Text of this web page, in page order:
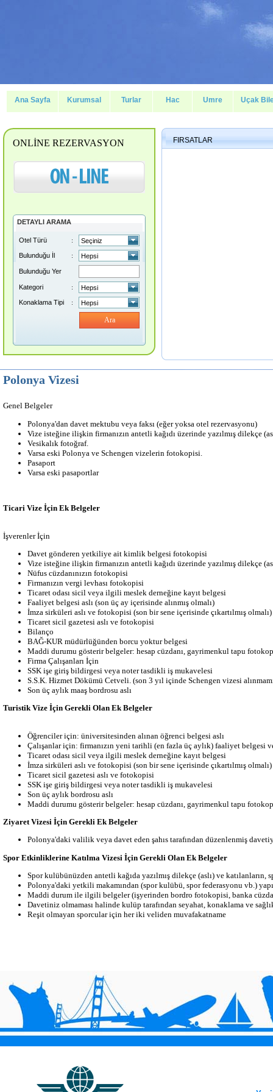
Ana Sayfa Kurumsal Turlar Hac Umre Uçak
ONLİNE REZERVASYON
DETAYLI ARAMA
Otel Türü :
Bulunduğu İl :
Bulunduğu Yer
Kategori :
Konaklama Tipi :
Ara
FIRSATLAR
Polonya Vizesi
Genel Belgeler
Polonya'dan davet mektubu veya faksı (eğer yoksa otel rezervasyonu)
Vize isteğine ilişkin firmanızın antetli kağıdı üzerinde yazılmış dilekçe
Vesikalık fotoğraf.
Varsa eski Polonya ve Schengen vizelerin fotokopisi.
Pasaport
Varsa eski pasaportlar
Ticari Vize İçin Ek Belgeler
İşverenler İçin
Davet gönderen yetkiliye ait kimlik belgesi fotokopisi
Vize isteğine ilişkin firmanızın antetli kağıdı üzerinde yazılmış dilekçe
Nüfus cüzdanınızın fotokopisi
Firmanızın vergi levhası fotokopisi
Ticaret odası sicil veya ilgili meslek derneğine kayıt belgesi
Faaliyet belgesi aslı (son üç ay içerisinde alınmış olmalı)
İmza sirküleri aslı ve fotokopisi (son bir sene içerisinde çıkartılmış olmalı)
Ticaret sicil gazetesi aslı ve fotokopisi
Bilanço
BAĞ-KUR müdürlüğünden borcu yoktur belgesi
Maddi durumu gösterir belgeler: hesap cüzdanı, gayrimenkul tapu
Firma Çalışanları İçin
SSK işe giriş bildirgesi veya noter tasdikli iş mukavelesi
S.S.K. Hizmet Dökümü Cetveli. (son 3 yıl içinde Schengen vizesi
Son üç aylık maaş bordrosu aslı
Turistik Vize İçin Gerekli Olan Ek Belgeler
Öğrenciler için: üniversitesinden alınan öğrenci belgesi aslı
Çalışanlar için: firmanızın yeni tarihli (en fazla üç aylık) faaliyet belgesi
Ticaret odası sicil veya ilgili meslek derneğine kayıt belgesi
İmza sirküleri aslı ve fotokopisi (son bir sene içerisinde çıkartılmış olmalı)
Ticaret sicil gazetesi aslı ve fotokopisi
SSK işe giriş bildirgesi veya noter tasdikli iş mukavelesi
Son üç aylık bordrosu aslı
Maddi durumu gösterir belgeler: hesap cüzdanı, gayrimenkul tapu
Ziyaret Vizesi İçin Gerekli Ek Belgeler
Polonya'daki valilik veya davet eden şahıs tarafından düzenlenmiş
Spor Etkinliklerine Katılma Vizesi İçin Gerekli Olan Ek Belgeler
Spor kulübünüzden antetli kağıda yazılmış dilekçe (aslı) ve
Polonya'daki yetkili makamından (spor kulübü, spor federasyonu vb.)
Maddi durum ile ilgili belgeler (işyerinden bordro fotokopisi, banka
Davetiniz olmaması halinde kulüp tarafından seyahat, konaklama ve
Reşit olmayan sporcular için her iki veliden muvafakatname